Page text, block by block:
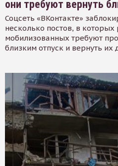
они требуют вернуть
Соцсеть «ВКонтакте»
несколько постов, в которых
мобилизованных требуют
близким отпуск и вернуть их